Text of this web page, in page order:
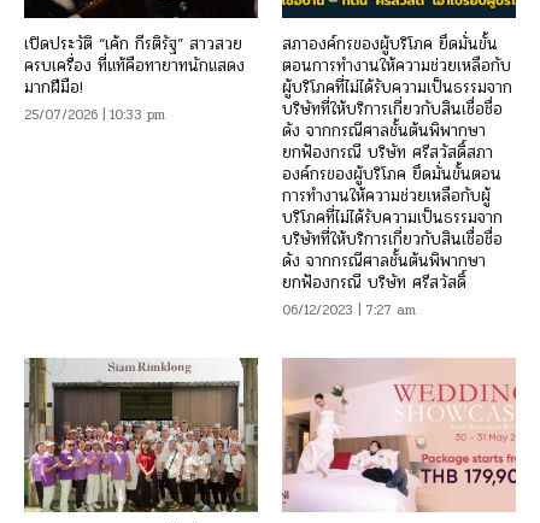
เปิดประวัติ “เค้ก กีรติรัฐ” สาวสวย
ครบเครื่อง ที่แท้คือทายาทนักแสดง
มากฝีมือ!
25/07/2026 | 10:33 pm
สภาองค์กรของผู้บริโภค ยึดมั่นขั้น
ตอนการทำงานให้ความช่วยเหลือกับ
ผู้บริโภคที่ไม่ได้รับความเป็นธรรมจาก
บริษัทที่ให้บริการเกี่ยวกับสินเชื่อชื่อ
ดัง จากกรณีศาลชั้นต้นพิพากษา
ยกฟ้องกรณี บริษัท ศรีสวัสดิ์สภา
องค์กรของผู้บริโภค ยึดมั่นขั้นตอน
การทำงานให้ความช่วยเหลือกับผู้
บริโภคที่ไม่ได้รับความเป็นธรรมจาก
บริษัทที่ให้บริการเกี่ยวกับสินเชื่อชื่อ
ดัง จากกรณีศาลชั้นต้นพิพากษา
ยกฟ้องกรณี บริษัท ศรีสวัสดิ์
06/12/2023 | 7:27 am